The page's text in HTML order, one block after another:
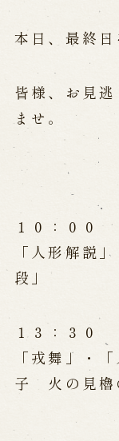
公演カレン
出張公
海外旅行
歴史
淡路島と国
ご利用
営業日時
本日、最終日
皆様、お見
ませ。
１０：０
「人形解説
段」
１３：３
「戎舞」・
子 火の見櫓